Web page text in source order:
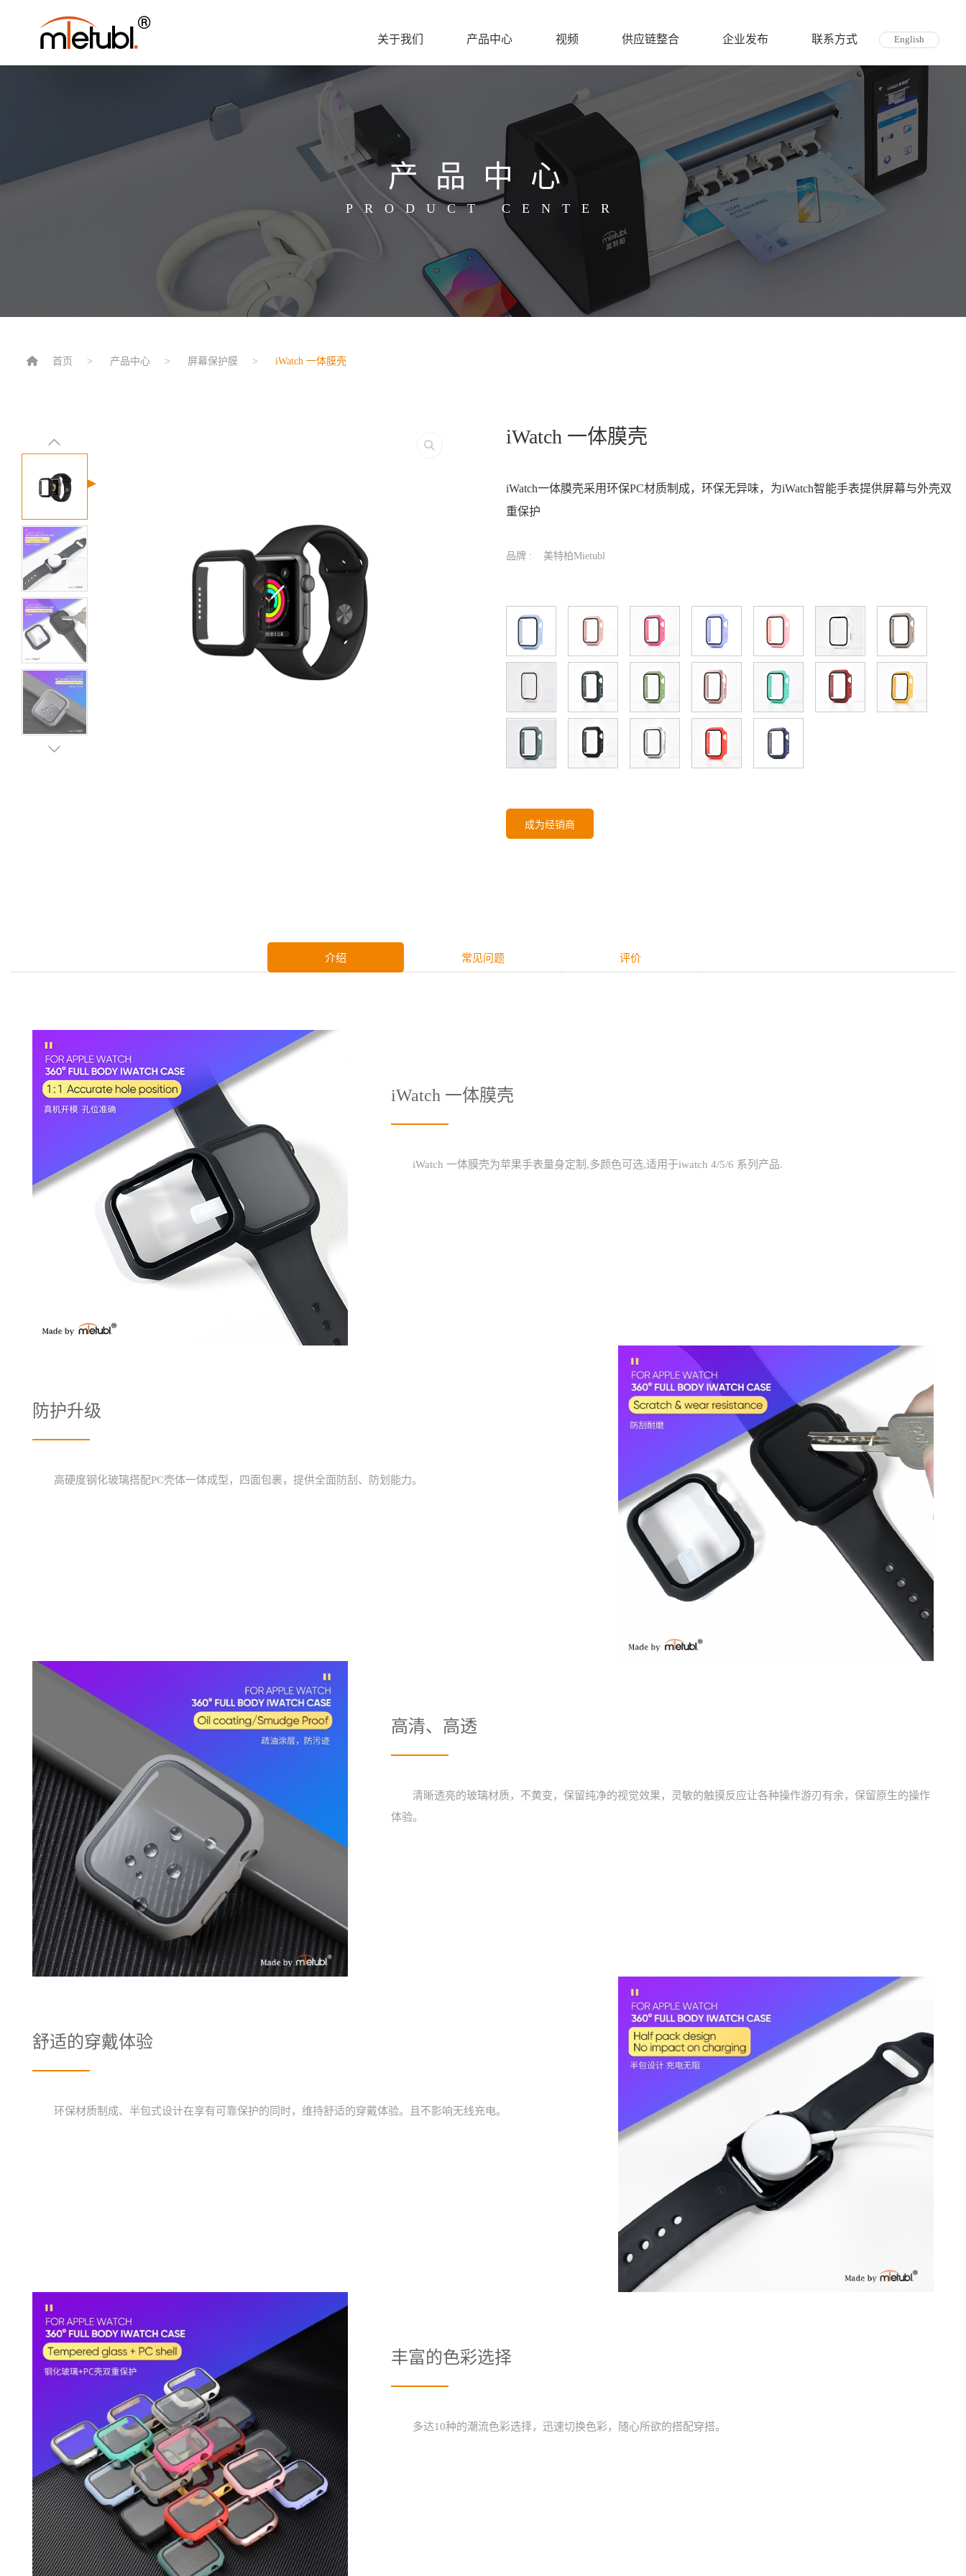
关于我们 产品中心 视频 供应链整合 企业发布 联系方式 English
产品中心
PRODUCT CENTER
首页 产品中心 屏幕保护膜 iWatch 一体膜壳
iWatch 一体膜壳
iWatch一体膜壳采用环保PC材质制成，环保无异味，为iWatch智能手表提供屏幕与外壳双
重保护
品牌 : 美特柏Mietubl
成为经销商
介绍 常见问题 评价
iWatch 一体膜壳
iWatch 一体膜壳为苹果手表量身定制,多颜色可选,适用于iwatch 4/5/6 系列产品.
防护升级
高硬度钢化玻璃搭配PC壳体一体成型，四面包裹，提供全面防刮、防划能力。
高清、高透
清晰透亮的玻璃材质，不黄变，保留纯净的视觉效果，灵敏的触摸反应让各种操作游刃有余，保留原生的操作
体验。
舒适的穿戴体验
环保材质制成、半包式设计在享有可靠保护的同时，维持舒适的穿戴体验。且不影响无线充电。
丰富的色彩选择
多达10种的潮流色彩选择，迅速切换色彩，随心所欲的搭配穿搭。